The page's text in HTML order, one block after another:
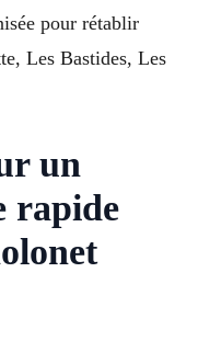
pour rétablir
Les Bastides, Les
un
rapide